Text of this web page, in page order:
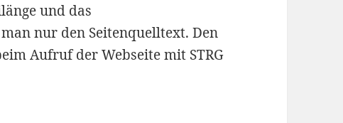
und das
nur den Seitenquelltext. Den
Aufruf der Webseite mit STRG